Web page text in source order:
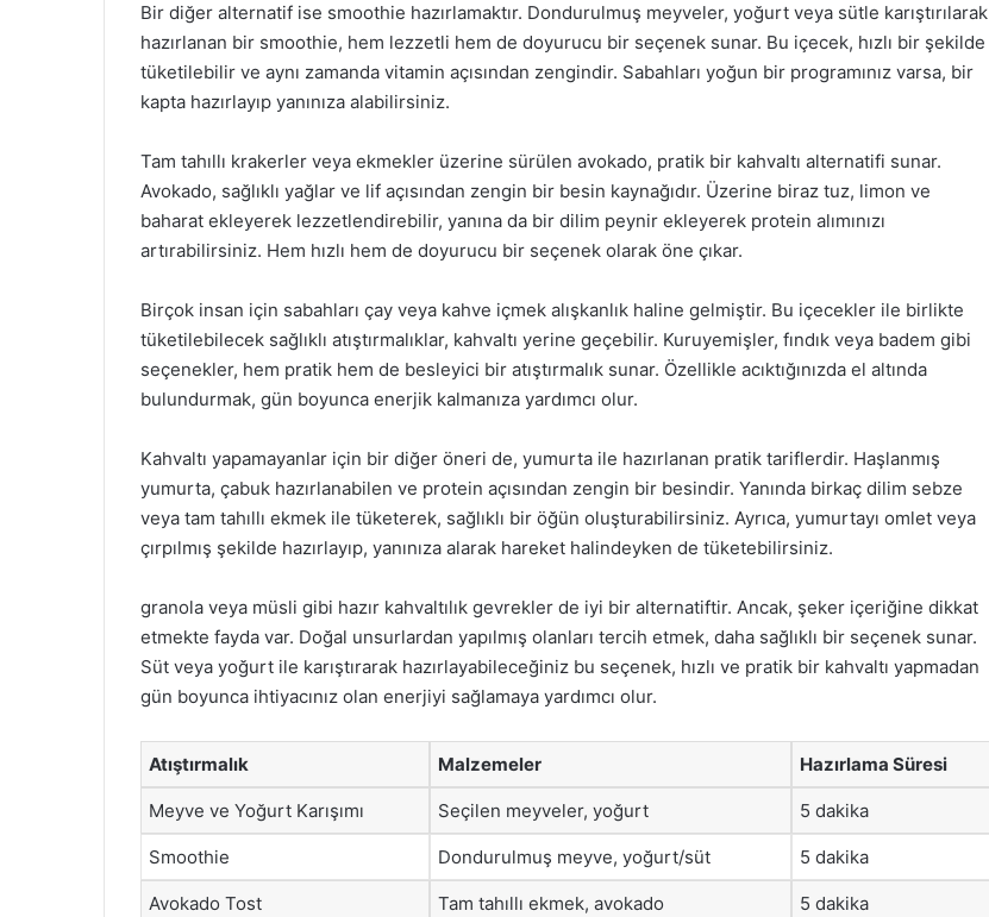
Bir diğer alternatif ise smoothie hazırlamaktır. Dondurulmuş meyveler, yoğurt veya sütle karıştırılarak
hazırlanan bir smoothie, hem lezzetli hem de doyurucu bir seçenek sunar. Bu içecek, hızlı bir şekilde
tüketilebilir ve aynı zamanda vitamin açısından zengindir. Sabahları yoğun bir programınız varsa, bir
kapta hazırlayıp yanınıza alabilirsiniz.
Tam tahıllı krakerler veya ekmekler üzerine sürülen avokado, pratik bir kahvaltı alternatifi sunar.
Avokado, sağlıklı yağlar ve lif açısından zengin bir besin kaynağıdır. Üzerine biraz tuz, limon ve
baharat ekleyerek lezzetlendirebilir, yanına da bir dilim peynir ekleyerek protein alımınızı
artırabilirsiniz. Hem hızlı hem de doyurucu bir seçenek olarak öne çıkar.
Birçok insan için sabahları çay veya kahve içmek alışkanlık haline gelmiştir. Bu içecekler ile birlikte
tüketilebilecek sağlıklı atıştırmalıklar, kahvaltı yerine geçebilir. Kuruyemişler, fındık veya badem gibi
seçenekler, hem pratik hem de besleyici bir atıştırmalık sunar. Özellikle acıktığınızda el altında
bulundurmak, gün boyunca enerjik kalmanıza yardımcı olur.
Kahvaltı yapamayanlar için bir diğer öneri de, yumurta ile hazırlanan pratik tariflerdir. Haşlanmış
yumurta, çabuk hazırlanabilen ve protein açısından zengin bir besindir. Yanında birkaç dilim sebze
veya tam tahıllı ekmek ile tüketerek, sağlıklı bir öğün oluşturabilirsiniz. Ayrıca, yumurtayı omlet veya
çırpılmış şekilde hazırlayıp, yanınıza alarak hareket halindeyken de tüketebilirsiniz.
granola veya müsli gibi hazır kahvaltılık gevrekler de iyi bir alternatiftir. Ancak, şeker içeriğine dikkat
etmekte fayda var. Doğal unsurlardan yapılmış olanları tercih etmek, daha sağlıklı bir seçenek sunar.
Süt veya yoğurt ile karıştırarak hazırlayabileceğiniz bu seçenek, hızlı ve pratik bir kahvaltı yapmadan
gün boyunca ihtiyacınız olan enerjiyi sağlamaya yardımcı olur.
Atıştırmalık Malzemeler Hazırlama Süresi
Meyve ve Yoğurt Karışımı Seçilen meyveler, yoğurt 5 dakika
Smoothie Dondurulmuş meyve, yoğurt/süt 5 dakika
Avokado Tost Tam tahıllı ekmek, avokado 5 dakika